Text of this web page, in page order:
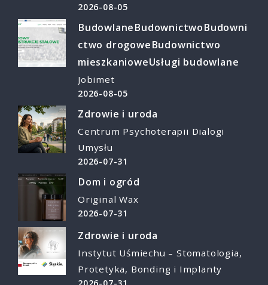
2026-08-05
BudowlaneBudownictwoBudowni
ctwo drogoweBudownictwo
mieszkanioweUsługi budowlane
Jobimet
2026-08-05
Zdrowie i uroda
Centrum Psychoterapii Dialogi
Umysłu
2026-07-31
Dom i ogród
Original Wax
2026-07-31
Zdrowie i uroda
Instytut Uśmiechu – Stomatologia,
Protetyka, Bonding i Implanty